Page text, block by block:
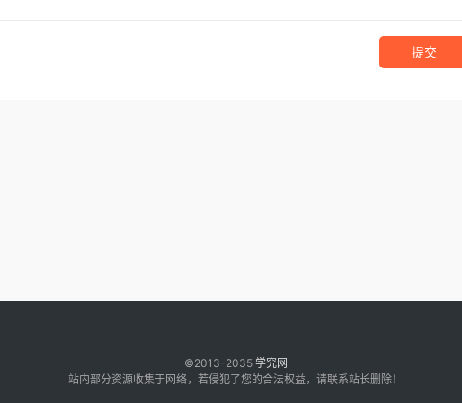
提交
©2013-2035 学究网
站内部分资源收集于网络，若侵犯了您的合法权益，请联系站长删除！